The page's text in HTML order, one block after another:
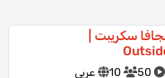
سكريبت |
50
10 عربي